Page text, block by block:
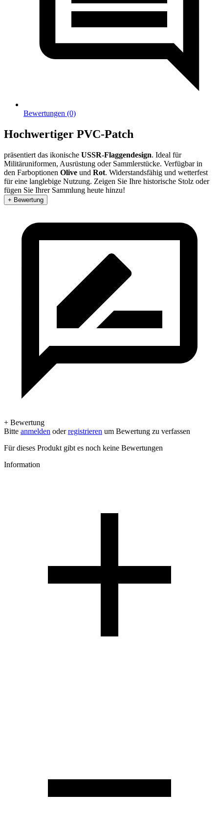
Bewertungen (0)
Hochwertiger PVC-Patch
präsentiert das ikonische USSR-Flaggendesign. Ideal für
Militäruniformen, Ausrüstung oder Sammlerstücke. Verfügbar in
den Farboptionen Olive und Rot. Widerstandsfähig und wetterfest
für eine langlebige Nutzung. Zeigen Sie Ihre historische Stolz oder
fügen Sie Ihrer Sammlung heute hinzu!
+ Bewertung
+ Bewertung
Bitte anmelden oderregistrieren um Bewertung zu verfassen
Für dieses Produkt gibt es noch keine Bewertungen
Information